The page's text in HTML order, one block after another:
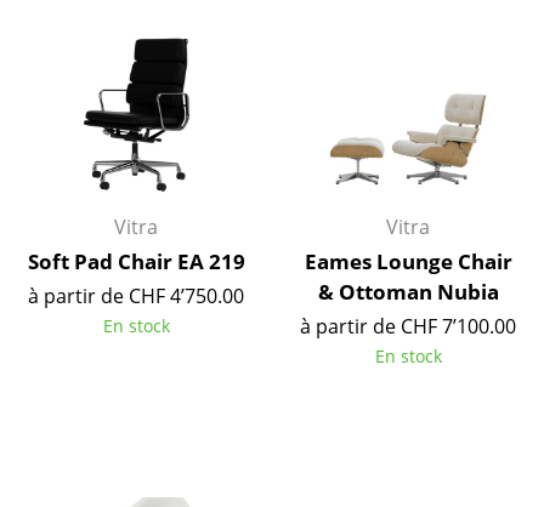
Accessoires de bureau
Boîtes de rangement
Couvertures
Coussins
Rideaux
... voir tous les accessoires
Vitra
Soft Pad Chair EA 219
à partir de CHF 4’750.00
En stock
Vitra
Eames Lounge Chair
& Ottoman Nubia
à partir de CHF 7’100.00
En stock